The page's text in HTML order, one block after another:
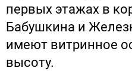
первых этажах в
Бабушкина и
имеют витринное
высоту.